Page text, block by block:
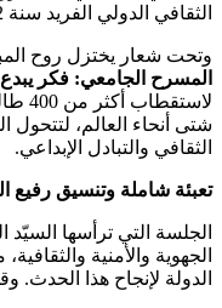
الثقافي الدولي الفريد سنة 1992.
وتحت شعار يختزل روح
المسرح الجامعي: فكر
شتى أنحاء العالم، لتتحول
الثقافي والتبادل الإبداعي.
تعبئة شاملة وتنسيق رفيع
الجلسة التي ترأسها
الجهوية والأمنية
الدولة لإنجاح هذا